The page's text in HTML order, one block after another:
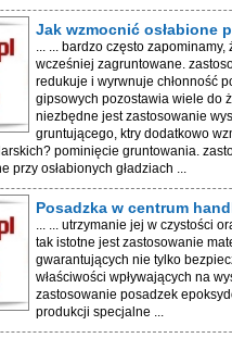
Jak wzmocnić osłabione
... ... bardzo często
wcześniej zagruntowane.
redukuje i wyrwnuje chłonność
gipsowych pozostawia wiele do
niezbędne jest zastosowanie
gruntującego, ktry dodatkowo
pominięcie gruntowania.
przy osłabionych gładziach ...
Posadzka w centrum
... ... utrzymanie jej w czystości
tak istotne jest zastosowanie
gwarantujących nie tylko
właściwości wpływających na
zastosowanie posadzek
produkcji specjalne ...